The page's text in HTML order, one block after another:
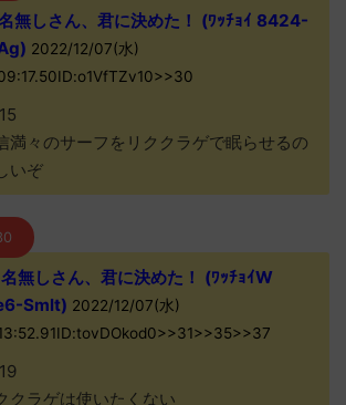
無しさん、君に決めた！ (ﾜｯﾁｮｲ 8424-
2022/12/07(水)
満々のサーフをリククラゲで眠らせるの
いぞ
名無しさん、君に決めた！ (ﾜｯﾁｮｲW
Smlt) 2022/12/07(水)
クラゲは使いたくない